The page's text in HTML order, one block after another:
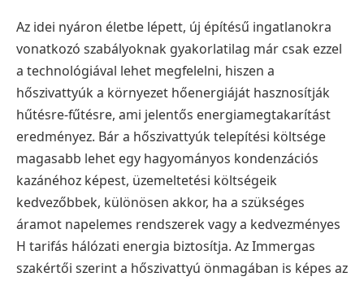
Az idei nyáron életbe lépett, új építésű ingatlanokra
vonatkozó szabályoknak gyakorlatilag már csak ezzel
a technológiával lehet megfelelni, hiszen a
hőszivattyúk a környezet hőenergiáját hasznosítják
hűtésre-fűtésre, ami jelentős energiamegtakarítást
eredményez. Bár a hőszivattyúk telepítési költsége
magasabb lehet egy hagyományos kondenzációs
kazánéhoz képest, üzemeltetési költségeik
kedvezőbbek, különösen akkor, ha a szükséges
áramot napelemes rendszerek vagy a kedvezményes
H tarifás hálózati energia biztosítja. Az Immergas
szakértői szerint a hőszivattyú önmagában is képes az